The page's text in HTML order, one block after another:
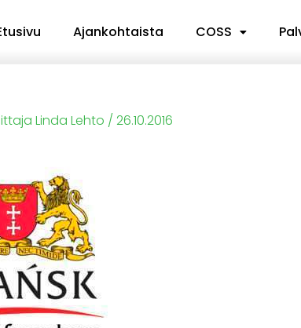
Ajankohtaista COSS
Linda Lehto / 26.10.2016